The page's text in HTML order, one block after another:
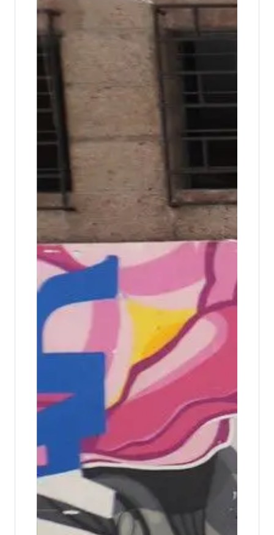
Jóvenes culminan su formación en
competencias digitales para fortalecer su
empleabilidad
Participantes de San Salvador y Santa Ana
finalizaron los cursos de Marketing Digital con
Inteligencia Artificial y Análisi...
15 años fortaleciendo la empleabilidad
juvenil en El Salvador.
FUSALMO reconoció el compromiso y
acompañamiento de Brücke Le Pont como aliado
estratégico en el fortalecimiento de op...
FUSALMO impulsa nuevos liderazgos
juveniles en la zona oriental del país